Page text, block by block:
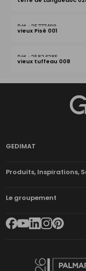
25777499
vieux Pisé 001
25824285
vieux tuffeau 008
GEDIMAT
Produits, Inspirations,
Le groupement